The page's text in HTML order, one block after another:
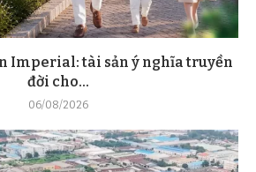
Imperial: tài sản ý nghĩa truyền
đời cho...
06/08/2026